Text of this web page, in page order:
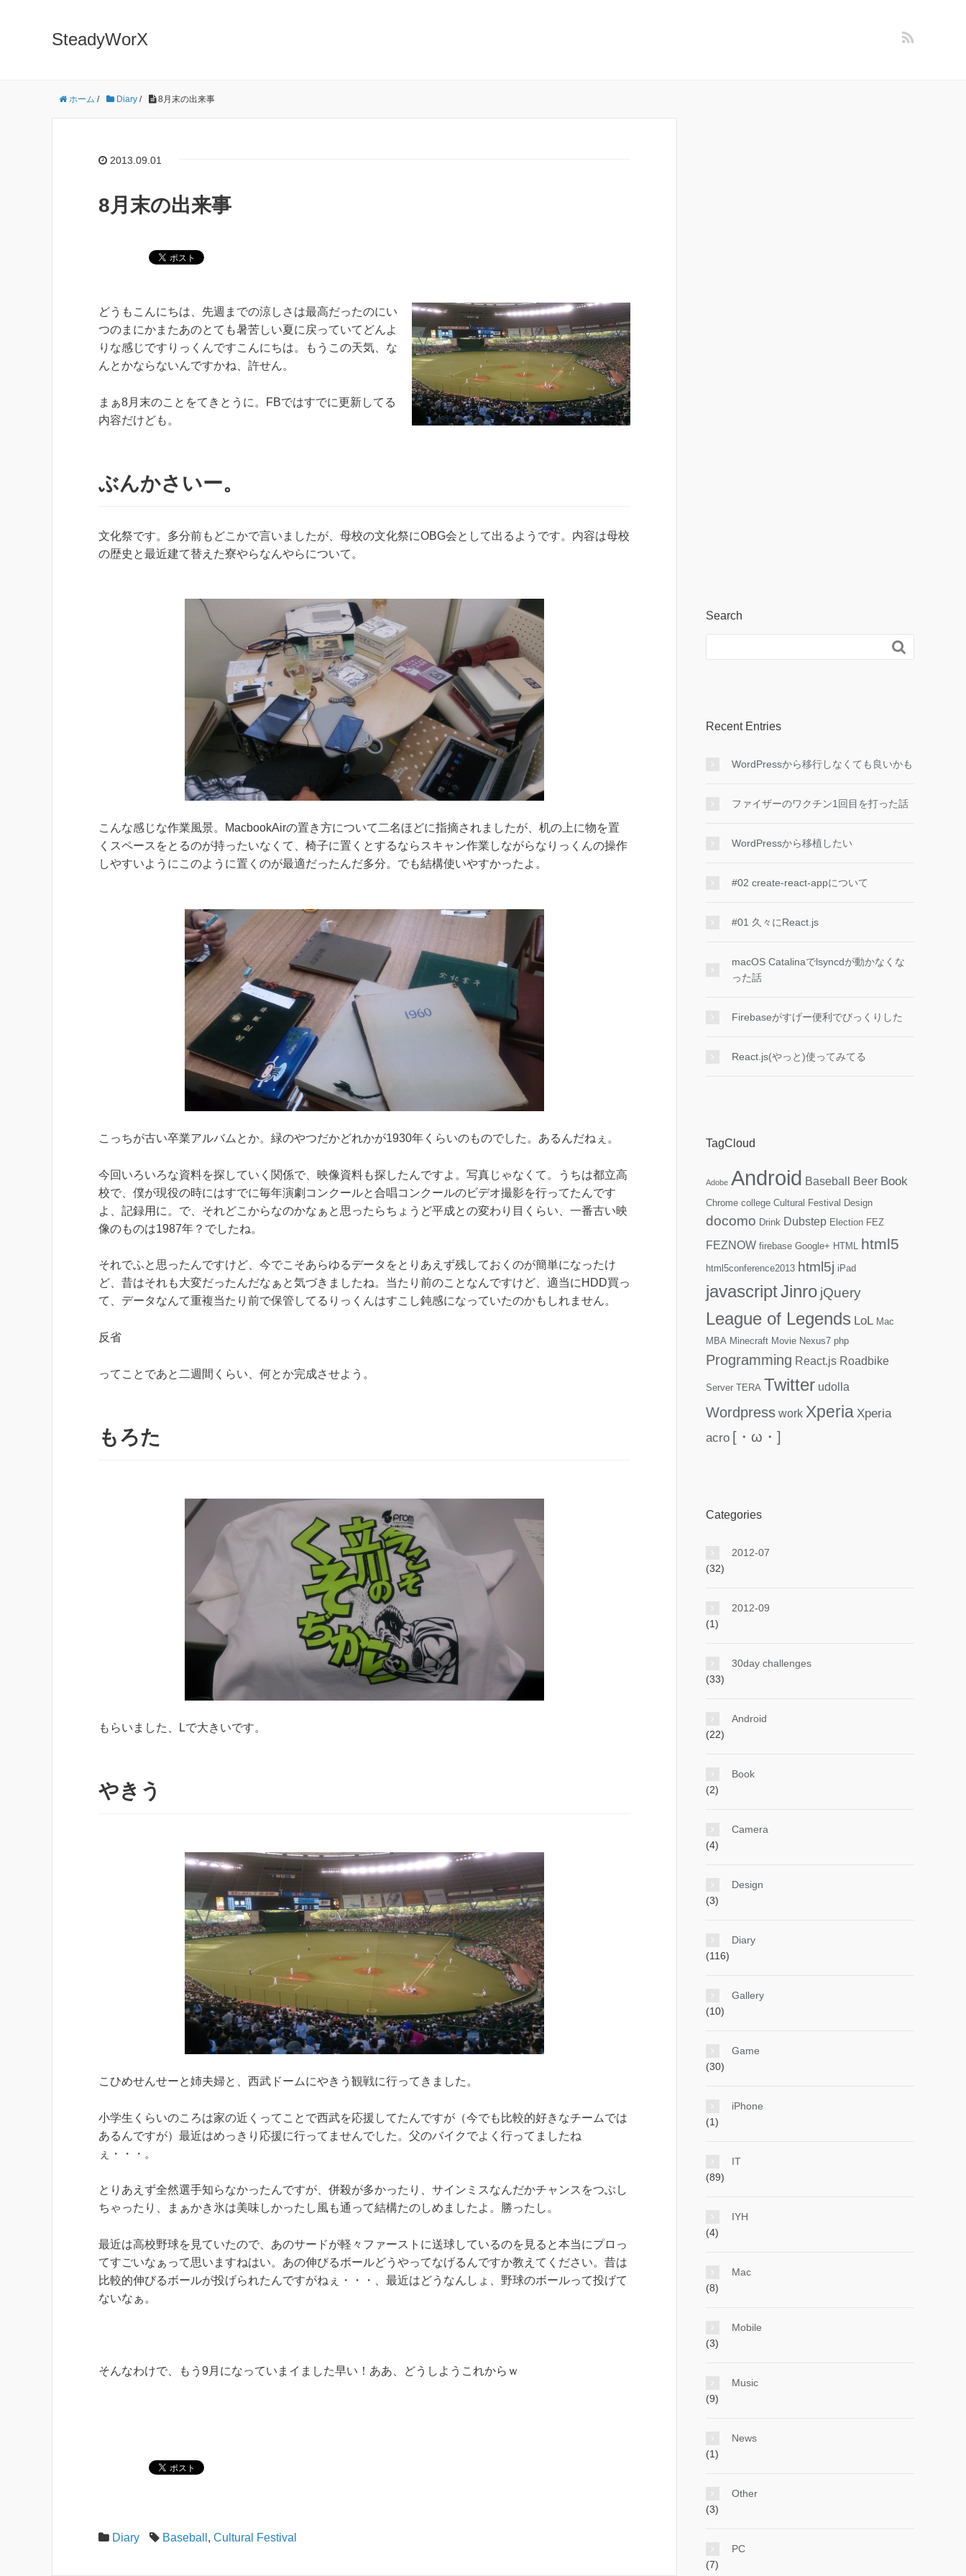
SteadyWorX
ホーム / Diary / 8月末の出来事
2013.09.01
8月末の出来事
どうもこんにちは、先週までの涼しさは最高だったのにい
つのまにかまたあのとても暑苦しい夏に戻っていてどんよ
りな感じですりっくんですこんにちは。もうこの天気、な
んとかならないんですかね、許せん。
まぁ8月末のことをてきとうに。FBではすでに更新してる
内容だけども。
ぶんかさいー。
文化祭です。多分前もどこかで言いましたが、母校の文化祭にOBG会として出るようです。内容は母校
の歴史と最近建て替えた寮やらなんやらについて。
こんな感じな作業風景。MacbookAirの置き方について二名ほどに指摘されましたが、机の上に物を置
くスペースをとるのが持ったいなくて、椅子に置くとするならスキャン作業しながらなりっくんの操作
しやすいようにこのように置くのが最適だったんだ多分。でも結構使いやすかったよ。
こっちが古い卒業アルバムとか。緑のやつだかどれかが1930年くらいのものでした。あるんだねぇ。
今回いろいろな資料を探していく関係で、映像資料も探したんですよ。写真じゃなくて。うちは都立高
校で、僕が現役の時にはすでに毎年演劇コンクールと合唱コンクールのビデオ撮影を行ってたんです
よ、記録用に。で、それどこからなのかなぁと思ったらちょうど平成との変わり目くらい、一番古い映
像のものは1987年？でしたね。
それでふと思ったんですけど、今でこそあらゆるデータをとりあえず残しておくのが簡単になったけ
ど、昔はそれも大変だったんだなぁと気づきましたね。当たり前のことなんですけど、適当にHDD買っ
て、データなんて重複当たり前で保管してるりっくんはすこし鈍感になっていたのかもしれません。
反省
ってことであと二週間くらい、何とか完成させよう。
もろた
もらいました、Lで大きいです。
やきう
こひめせんせーと姉夫婦と、西武ドームにやきう観戦に行ってきました。
小学生くらいのころは家の近くってことで西武を応援してたんですが（今でも比較的好きなチームでは
あるんですが）最近はめっきり応援に行ってませんでした。父のバイクでよく行ってましたね
ぇ・・・。
とりあえず全然選手知らなかったんですが、併殺が多かったり、サインミスなんだかチャンスをつぶし
ちゃったり、まぁかき氷は美味しかったし風も通って結構たのしめましたよ。勝ったし。
最近は高校野球を見ていたので、あのサードが軽々ファーストに送球しているのを見ると本当にプロっ
てすごいなぁって思いますねはい。あの伸びるボールどうやってなげるんですか教えてください。昔は
比較的伸びるボールが投げられたんですがねぇ・・・、最近はどうなんしょ、野球のボールって投げて
ないなぁ。
そんなわけで、もう9月になっていまイました早い！ああ、どうしようこれからｗ
Diary Baseball , Cultural Festival
Search

Recent Entries
WordPressから移行しなくても良いかも
ファイザーのワクチン1回目を打った話
WordPressから移植したい
#02 create-react-appについて
#01 久々にReact.js
macOS Catalinaでlsyncdが動かなくな
った話
Firebaseがすげー便利でびっくりした
React.js(やっと)使ってみてる
TagCloud
Adobe Android Baseball Beer Book
Chrome college Cultural Festival Design
docomo Drink Dubstep Election FEZ
FEZNOW firebase Google+ HTML html5
html5conference2013 html5j iPad
javascriptJinro jQuery
League of Legends LoL Mac
MBA Minecraft Movie Nexus7 php
Programming React.js Roadbike
Server TERA Twitter udolla
Wordpress work Xperia Xperia
acro [・ω・]
Categories
2012-07
(32)
2012-09
(1)
30day challenges
(33)
Android
(22)
Book
(2)
Camera
(4)
Design
(3)
Diary
(116)
Gallery
(10)
Game
(30)
iPhone
(1)
IT
(89)
IYH
(4)
Mac
(8)
Mobile
(3)
Music
(9)
News
(1)
Other
(3)
PC
(7)